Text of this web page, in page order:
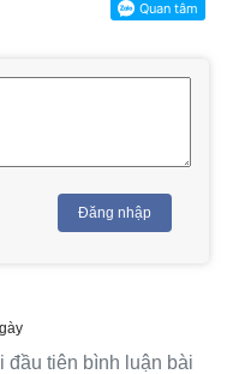
Đăng nhập
tiên bình luận bài